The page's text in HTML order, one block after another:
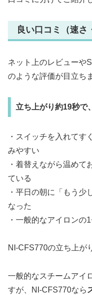
良い口コミ（速さ
ネット上のレビューや
のような評価が目立ち
立ち上がり約19秒で
・スイッチを入れてす
みやすい
・着替えながら温めて
ている
・平日の朝に「もう少
なった
・一般的なアイロンの
NI-CFS770の立ち上が
一般的なスチームアイ
すが、NI-CFS770なら